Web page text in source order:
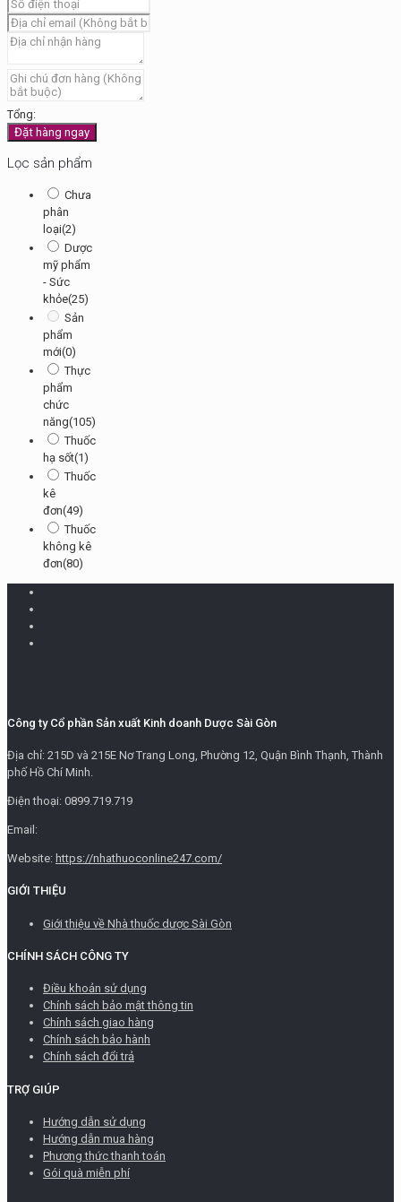
Tổng:
Đặt hàng ngay
Lọc sản phẩm
Chưa
phân
loại(2)
Dược
mỹ phẩm
- Sức
khỏe(25)
Sản
phẩm
mới(0)
Thực
phẩm
chức
năng(105)
Thuốc
hạ sốt(1)
Thuốc
kê
đơn(49)
Thuốc
không kê
đơn(80)
Công ty Cổ phần Sản xuất Kinh doanh Dược Sài Gòn
Địa chỉ: 215D và 215E Nơ Trang Long, Phường 12, Quận Bình Thạnh, Thành
phố Hồ Chí Minh.
Điện thoại: 0899.719.719
Email:
Website: https://nhathuoconline247.com/
GIỚI THIỆU
Giới thiệu về Nhà thuốc dược Sài Gòn
CHÍNH SÁCH CÔNG TY
Điều khoản sử dụng
Chính sách bảo mật thông tin
Chính sách giao hàng
Chính sách bảo hành
Chính sách đổi trả
TRỢ GIÚP
Hướng dẫn sử dụng
Hướng dẫn mua hàng
Phương thức thanh toán
Gói quà miễn phí